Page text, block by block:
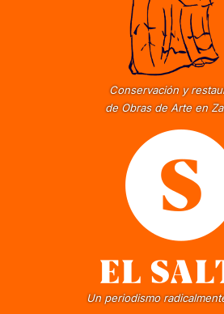
Conservación y
de Obras de Arte en
Un periodismo